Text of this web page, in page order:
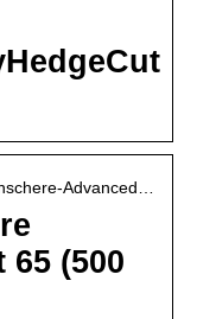
Advanced…
(500